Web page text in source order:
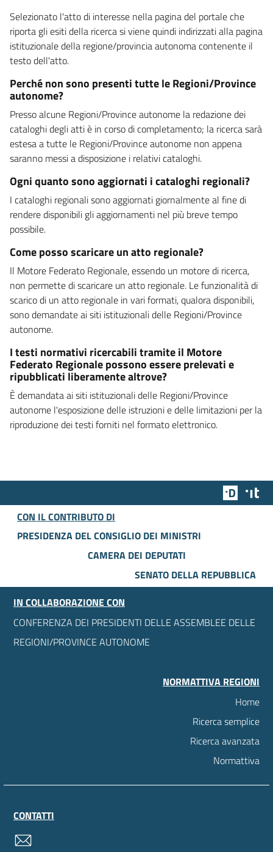
Selezionato l'atto di interesse nella pagina del portale che
riporta gli esiti della ricerca si viene quindi indirizzati alla pagina
istituzionale della regione/provincia autonoma contenente il
testo dell'atto.
Perché non sono presenti tutte le Regioni/Province
autonome?
Presso alcune Regioni/Province autonome la redazione dei
cataloghi degli atti è in corso di completamento; la ricerca sarà
estesa a tutte le Regioni/Province autonome non appena
saranno messi a disposizione i relativi cataloghi.
Ogni quanto sono aggiornati i cataloghi regionali?
I cataloghi regionali sono aggiornati giornalmente al fine di
rendere disponibili gli aggiornamenti nel più breve tempo
possibile.
Come posso scaricare un atto regionale?
Il Motore Federato Regionale, essendo un motore di ricerca,
non permette di scaricare un atto regionale. Le funzionalità di
scarico di un atto regionale in vari formati, qualora disponibili,
sono demandate ai siti istituzionali delle Regioni/Province
autonome.
I testi normativi ricercabili tramite il Motore
Federato Regionale possono essere prelevati e
ripubblicati liberamente altrove?
È demandata ai siti istituzionali delle Regioni/Province
autonome l'esposizione delle istruzioni e delle limitazioni per la
riproduzione dei testi forniti nel formato elettronico.
Team
CON IL CONTRIBUTO DI
PRESIDENZA DEL CONSIGLIO DEI MINISTRI
CAMERA DEI DEPUTATI
SENATO DELLA REPUBBLICA
IN COLLABORAZIONE CON
CONFERENZA DEI PRESIDENTI DELLE ASSEMBLEE DELLE
REGIONI/PROVINCE AUTONOME
NORMATTIVA REGIONI
Home
Ricerca semplice
Ricerca avanzata
Normattiva
CONTATTI